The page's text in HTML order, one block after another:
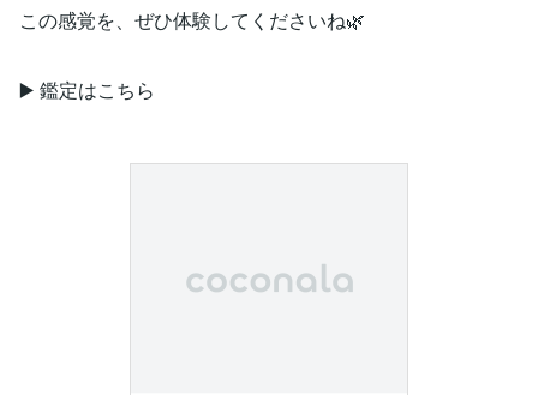
この感覚を、ぜひ体験してくださいね🌿
▶️ 鑑定はこちら